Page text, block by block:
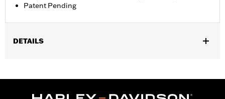
Patent Pending
DETAILS
erfordern Motorschutzbügel P/N 49000284 oder P/N